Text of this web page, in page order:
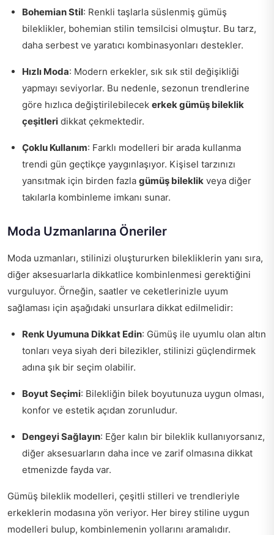
Bohemian Stil: Renkli taşlarla süslenmiş gümüş
bileklikler, bohemian stilin temsilcisi olmuştur. Bu tarz,
daha serbest ve yaratıcı kombinasyonları destekler.
Hızlı Moda: Modern erkekler, sık sık stil değişikliği
yapmayı seviyorlar. Bu nedenle, sezonun trendlerine
göre hızlıca değiştirilebilecek erkek gümüş bileklik
çeşitleri dikkat çekmektedir.
Çoklu Kullanım: Farklı modelleri bir arada kullanma
trendi gün geçtikçe yaygınlaşıyor. Kişisel tarzınızı
yansıtmak için birden fazla gümüş bileklik veya diğer
takılarla kombinleme imkanı sunar.
Moda Uzmanlarına Öneriler
Moda uzmanları, stilinizi oluştururken bilekliklerin yanı sıra,
diğer aksesuarlarla dikkatlice kombinlenmesi gerektiğini
vurguluyor. Örneğin, saatler ve ceketlerinizle uyum
sağlaması için aşağıdaki unsurlara dikkat edilmelidir:
Renk Uyumuna Dikkat Edin: Gümüş ile uyumlu olan altın
tonları veya siyah deri bilezikler, stilinizi güçlendirmek
adına şık bir seçim olabilir.
Boyut Seçimi: Bilekliğin bilek boyutunuza uygun olması,
konfor ve estetik açıdan zorunludur.
Dengeyi Sağlayın: Eğer kalın bir bileklik kullanıyorsanız,
diğer aksesuarların daha ince ve zarif olmasına dikkat
etmenizde fayda var.
Gümüş bileklik modelleri, çeşitli stilleri ve trendleriyle
erkeklerin modasına yön veriyor. Her birey stiline uygun
modelleri bulup, kombinlemenin yollarını aramalıdır.